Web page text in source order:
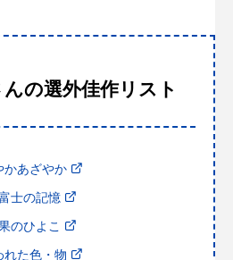
の選外佳作リスト
かあざやか
士の記憶
のひよこ
れた色・物